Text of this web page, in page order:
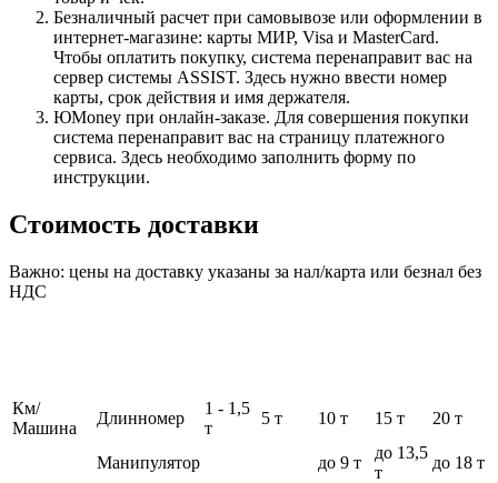
Безналичный расчет при самовывозе или оформлении в
интернет-магазине: карты МИР, Visa и MasterCard.
Чтобы оплатить покупку, система перенаправит вас на
сервер системы ASSIST. Здесь нужно ввести номер
карты, срок действия и имя держателя.
ЮMoney при онлайн-заказе. Для совершения покупки
система перенаправит вас на страницу платежного
сервиса. Здесь необходимо заполнить форму по
инструкции.
Стоимость доставки
Важно: цены на доставку указаны за нал/карта или безнал без
НДС
Км/
Машина
Длинномер
1 - 1,5
т
5 т 10 т 15 т 20 т
Манипулятор до 9 т
до 13,5
т
до 18 т